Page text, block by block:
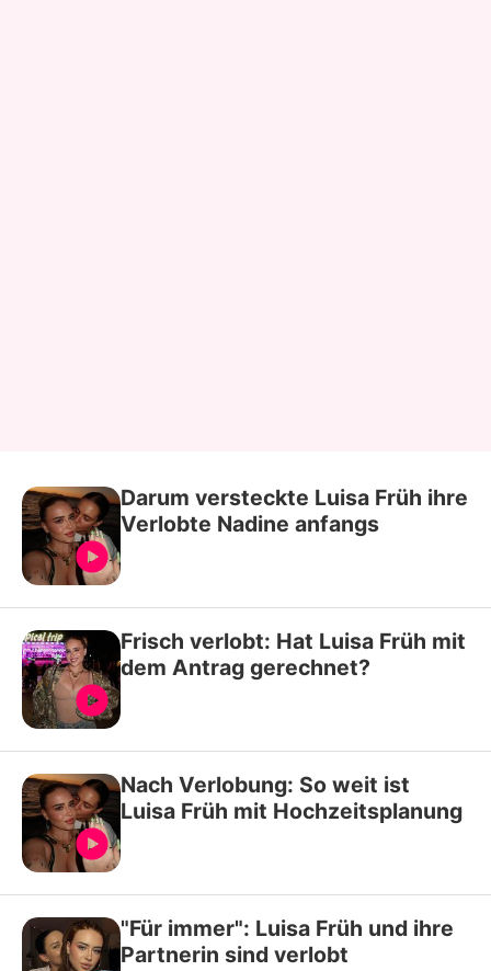
Darum versteckte Luisa Früh ihre
Verlobte Nadine anfangs
Frisch verlobt: Hat Luisa Früh mit
dem Antrag gerechnet?
Nach Verlobung: So weit ist
Luisa Früh mit Hochzeitsplanung
"Für immer": Luisa Früh und ihre
Partnerin sind verlobt